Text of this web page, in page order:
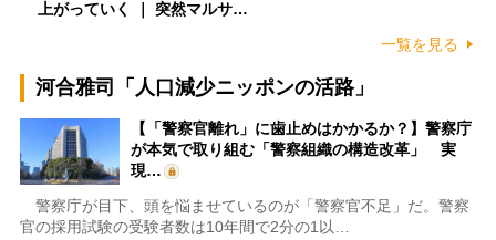
上がっていく ｜ 突然マルサ…
一覧を見る
河合雅司「人口減少ニッポンの活路」
【「警察官離れ」に歯止めはかかるか？】警察庁
が本気で取り組む「警察組織の構造改革」 実
現…
警察庁が目下、頭を悩ませているのが「警察官不足」だ。警察
官の採用試験の受験者数は10年間で2分の1以…